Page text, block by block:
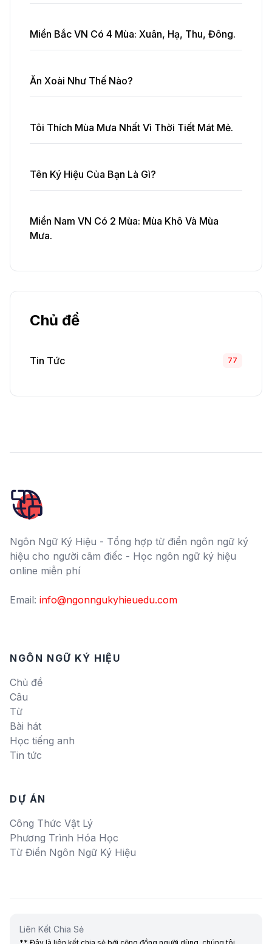
Miền Bắc VN Có 4 Mùa: Xuân, Hạ, Thu, Đông.
Ăn Xoài Như Thế Nào?
Tôi Thích Mùa Mưa Nhất Vì Thời Tiết Mát Mẻ.
Tên Ký Hiệu Của Bạn Là Gì?
Miền Nam VN Có 2 Mùa: Mùa Khô Và Mùa
Mưa.
Chủ đề
Tin Tức 77
Ngôn Ngữ Ký Hiệu - Tổng hợp từ điển ngôn ngữ ký
hiệu cho người câm điếc - Học ngôn ngữ ký hiệu
online miễn phí
Email: info@ngonngukyhieuedu.com
NGÔN NGỮ KÝ HIỆU
Chủ đề
Câu
Từ
Bài hát
Học tiếng anh
Tin tức
DỰ ÁN
Công Thức Vật Lý
Phương Trình Hóa Học
Từ Điển Ngôn Ngữ Ký Hiệu
Liên Kết Chia Sẻ